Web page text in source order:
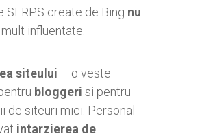
SERPS create de Bing nu
influentate.
siteului – o veste
bloggeri si pentru
de siteuri mici. Personal
intarzierea de